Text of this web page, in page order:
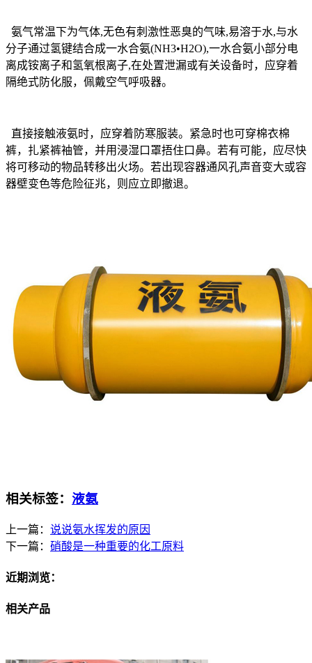
氨气常温下为气体,无色有刺激性恶臭的气味,易溶于水,与水
分子通过氢键结合成一水合氨(NH3•H2O),一水合氨小部分电
离成铵离子和氢氧根离子,在处置泄漏或有关设备时，应穿着
隔绝式防化服，佩戴空气呼吸器。
直接接触液氨时，应穿着防寒服装。紧急时也可穿棉衣棉
裤，扎紧裤袖管，并用浸湿口罩捂住口鼻。若有可能，应尽快
将可移动的物品转移出火场。若出现容器通风孔声音变大或容
器壁变色等危险征兆，则应立即撤退。
相关标签： 液氨
上一篇： 说说氨水挥发的原因
下一篇： 硝酸是一种重要的化工原料
近期浏览：
相关产品